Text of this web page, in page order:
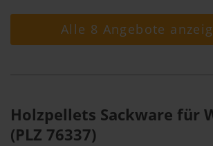
Alle 8 Angebote
Holzpellets Sackware für
(PLZ 76337)